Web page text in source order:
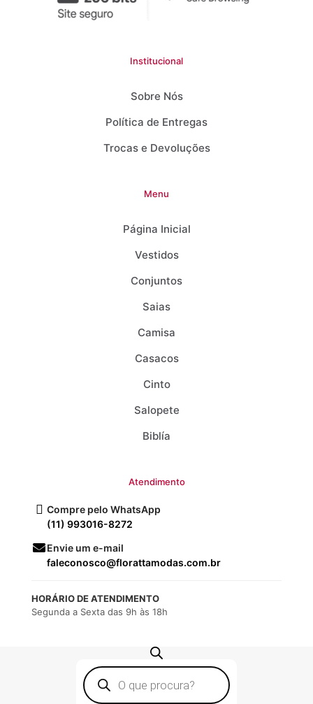
Institucional
Sobre Nós
Política de Entregas
Trocas e Devoluções
Menu
Página Inicial
Vestidos
Conjuntos
Saias
Camisa
Casacos
Cinto
Salopete
Biblía
Atendimento
Compre pelo WhatsApp
(11) 993016-8272
Envie um e-mail
faleconosco@florattamodas.com.br
HORÁRIO DE ATENDIMENTO
Segunda a Sexta das 9h às 18h
Pesquisar
produtos